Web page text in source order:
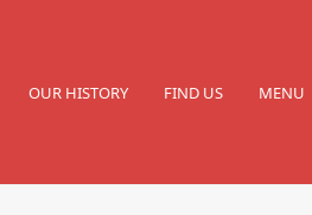
OUR HISTORY FIND US MENU